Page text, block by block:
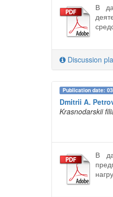
В
Discussion
Publication date:
Dmitrii A.
Krasnodarskii
В